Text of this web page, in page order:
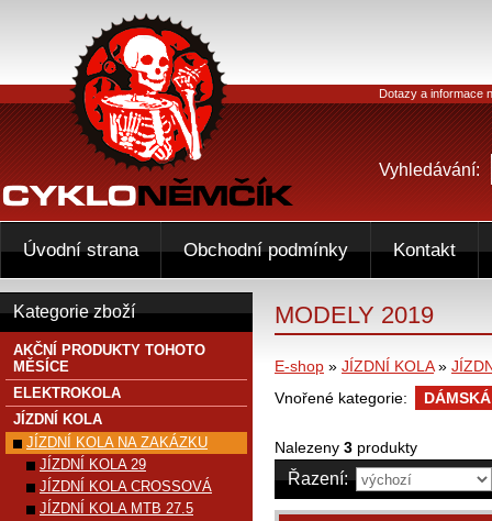
MODELY 2019
E-shop » JÍZDNÍ KOLA»
Vnořené kategorie:
DÁMSKÁ
Nalezeny 3 produkty
Řazení:
Kategorie zboží
AKČNÍ PRODUKTY TOHOTO
MĚSÍCE
ELEKTROKOLA
JÍZDNÍ KOLA
JÍZDNÍ KOLA NA ZAKÁZKU
JÍZDNÍ KOLA 29
JÍZDNÍ KOLA CROSSOVÁ
JÍZDNÍ KOLA MTB 27.5
Dotazy a informace
Vyhledávání:
Úvodní strana Obchodní podmínky Kontakt